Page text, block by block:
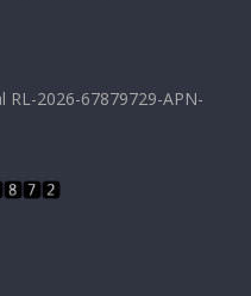
RL-2026-67879729-APN-